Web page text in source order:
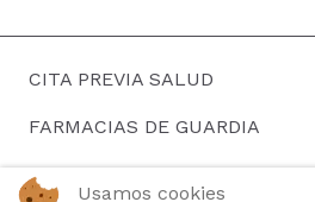
CITA PREVIA SALUD
FARMACIAS DE GUARDIA
HORARIOS DE AUTOBUSES
Usamos cookies